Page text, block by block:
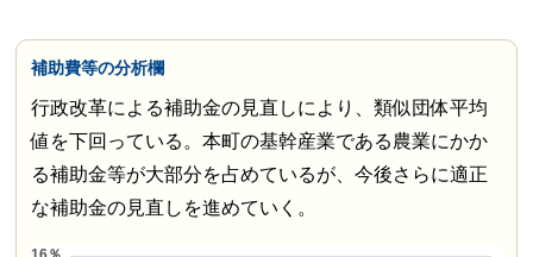
補助費等の分析欄
行政改革による補助金の見直しにより、類似団体平均
値を下回っている。本町の基幹産業である農業にかか
る補助金等が大部分を占めているが、今後さらに適正
な補助金の見直しを進めていく。